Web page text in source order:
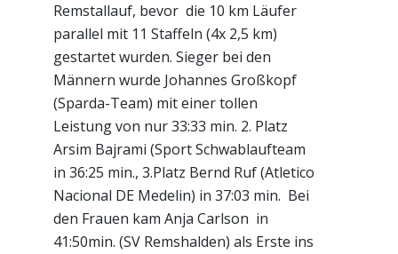
Remstallauf, bevor die 10 km Läufer
parallel mit 11 Staffeln (4x 2,5 km)
gestartet wurden. Sieger bei den
Männern wurde Johannes Großkopf
(Sparda-Team) mit einer tollen
Leistung von nur 33:33 min. 2. Platz
Arsim Bajrami (Sport Schwablaufteam
in 36:25 min., 3.Platz Bernd Ruf (Atletico
Nacional DE Medelin) in 37:03 min. Bei
den Frauen kam Anja Carlson in
41:50min. (SV Remshalden) als Erste ins